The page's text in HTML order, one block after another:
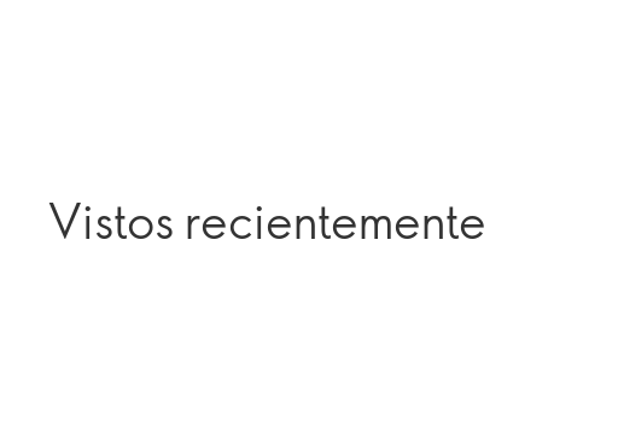
Vistos recientemente